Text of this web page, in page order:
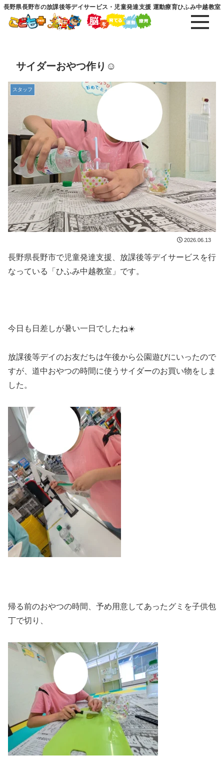
長野県長野市の放課後等デイサービス・児童発達支援 運動療育ひふみ中越教室
サイダーおやつ作り☺️
スタッフ
2026.06.13
長野県長野市で児童発達支援、放課後等デイサービスを行
なっている「ひふみ中越教室」です。
今日も日差しが暑い一日でしたね☀️
放課後等デイのお友だちは午後から公園遊びにいったので
すが、道中おやつの時間に使うサイダーのお買い物をしま
した。
帰る前のおやつの時間、予め用意してあったグミを子供包
丁で切り、